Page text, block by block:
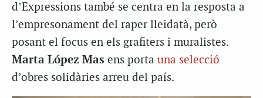
d’Expressions també se centra en la resposta a
l’empresonament del raper lleidatà, però
posant el focus en els grafiters i muralistes.
Marta López Mas ens porta una selecció
d’obres solidàries arreu del país.